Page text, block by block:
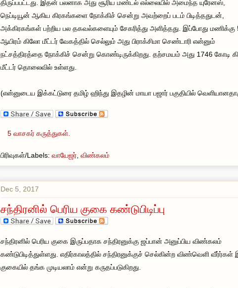
திருப்பபட்டது. இதன் பலனாக அது சூரிய மண்டல் எல்லையில் அமைந்த யுரேனஸ்,
நெப்டியூன் ஆகிய கிரகங்களை நோக்கிச் சென்று அவற்றைப் படம் பிடித்ததுடன்,
அக்கிரகங்கள் பற்றிய பல தகவல்களையும் சேகரித்து அளித்தது. இப்போது மணிக்கு
ஆயிரம் கிலோ மீட்டர் வேகத்தில் செல்லும் அது பிராக்சிமா செண்டாரி என்னும்
நட்சத்திரத்தை நோக்கிச் சென்று கொண்டிருக்கிறது. தற்சமயம் அது 1746 கோடி
மீட்டர் தொலைவில் உள்ளது.
(என்னுடைய இக்கட்டுரை தமிழ் ஹிந்து இதழின் மாயா பஜார் பகுதியில்
5 வாசகர் கருத்துகள்.
பிரிவுகள்/Labels: வாயேஜர் விண்கலம்
Dec 5, 2017
சந்திரனில் பெரிய குகை கண்டுபிடிப்பு
சந்திரனில் பெரிய குகை இருப்பதாக சந்திரனுக்கு ஜப்பான் அனுப்பிய விண்கலம்
கண்டுபிடித்துள்ளது. எதிர்காலத்தில் சந்திரனுக்குச் செல்கின்ற விண்வெளி வீர்ர்கள்
குகையில் தங்க முடியலாம் என்று கருதப்படுகிறது.